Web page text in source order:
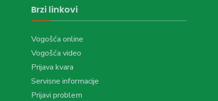
Brzi linkovi
Vogošća online
Vogošća video
Prijava kvara
Servisne informacije
Prijavi problem